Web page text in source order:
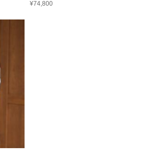
¥74,800